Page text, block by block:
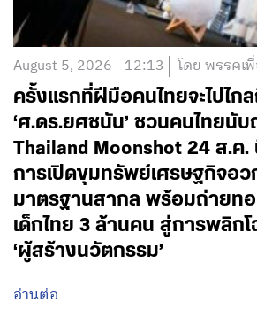
August 5, 2026 - 12:13 โดย พรรคเ
ครั้งแรกที่ฝีมือคนไทยจะไปไก
‘ศ.ดร.ยศชนัน’ ชวนคนไทยนั
Thailand Moonshot 24 ส.ค.
การเปิดขุมทรัพย์เศรษฐกิจอ
มาตรฐานสากล พร้อมถ่ายท
เด็กไทย 3 ล้านคน สู่การพลิกโ
‘ผู้สร้างนวัตกรรม’
อ่านต่อ